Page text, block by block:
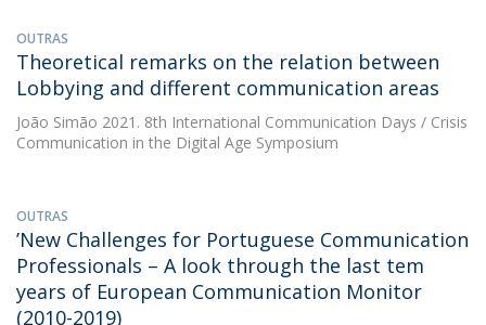
OUTRAS
Theoretical remarks on the relation between
Lobbying and different communication areas
João Simão 2021. 8th International Communication Days / Crisis
Communication in the Digital Age Symposium
OUTRAS
’New Challenges for Portuguese Communication
Professionals – A look through the last tem
years of European Communication Monitor
(2010-2019)